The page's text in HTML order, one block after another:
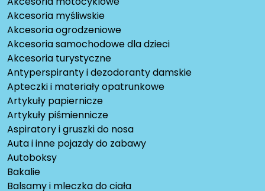
Akcesoria myśliwskie
Akcesoria ogrodzeniowe
Akcesoria samochodowe dla dzieci
Akcesoria turystyczne
Antyperspiranty i dezodoranty damskie
Apteczki i materiały opatrunkowe
Artykuły papiernicze
Artykuły piśmiennicze
Aspiratory i gruszki do nosa
Auta i inne pojazdy do zabawy
Autoboksy
Bakalie
Balsamy i mleczka do ciała